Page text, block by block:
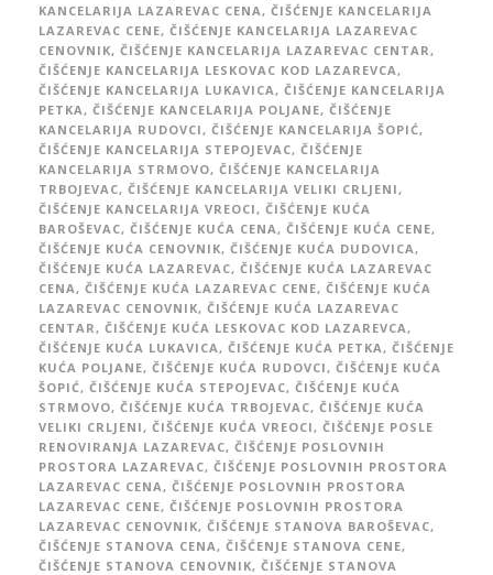
KANCELARIJA LAZAREVAC CENA , ČIŠĆENJE KANCELARIJA
LAZAREVAC CENE, ČIŠĆENJE KANCELARIJA LAZAREVAC
CENOVNIK, ČIŠĆENJE KANCELARIJA LAZAREVAC CENTAR ,
ČIŠĆENJE KANCELARIJA LESKOVAC KOD LAZAREVCA ,
ČIŠĆENJE KANCELARIJA LUKAVICA , ČIŠĆENJE KANCELARIJA
PETKA , ČIŠĆENJE KANCELARIJA POLJANE, ČIŠĆENJE
KANCELARIJA RUDOVCI , ČIŠĆENJE KANCELARIJA ŠOPIĆ,
ČIŠĆENJE KANCELARIJA STEPOJEVAC, ČIŠĆENJE
KANCELARIJA STRMOVO, ČIŠĆENJE KANCELARIJA
TRBOJEVAC, ČIŠĆENJE KANCELARIJA VELIKI CRLJENI ,
ČIŠĆENJE KANCELARIJA VREOCI , ČIŠĆENJE KUĆA
BAROŠEVAC, ČIŠĆENJE KUĆA CENA , ČIŠĆENJE KUĆA CENE,
ČIŠĆENJE KUĆA CENOVNIK, ČIŠĆENJE KUĆA DUDOVICA ,
ČIŠĆENJE KUĆA LAZAREVAC, ČIŠĆENJE KUĆA LAZAREVAC
CENA , ČIŠĆENJE KUĆA LAZAREVAC CENE, ČIŠĆENJE KUĆA
LAZAREVAC CENOVNIK, ČIŠĆENJE KUĆA LAZAREVAC
CENTAR , ČIŠĆENJE KUĆA LESKOVAC KOD LAZAREVCA ,
ČIŠĆENJE KUĆA LUKAVICA , ČIŠĆENJE KUĆA PETKA , ČIŠĆENJE
KUĆA POLJANE, ČIŠĆENJE KUĆA RUDOVCI , ČIŠĆENJE KUĆA
ŠOPIĆ, ČIŠĆENJE KUĆA STEPOJEVAC, ČIŠĆENJE KUĆA
STRMOVO, ČIŠĆENJE KUĆA TRBOJEVAC, ČIŠĆENJE KUĆA
VELIKI CRLJENI , ČIŠĆENJE KUĆA VREOCI , ČIŠĆENJE POSLE
RENOVIRANJA LAZAREVAC, ČIŠĆENJE POSLOVNIH
PROSTORA LAZAREVAC, ČIŠĆENJE POSLOVNIH PROSTORA
LAZAREVAC CENA , ČIŠĆENJE POSLOVNIH PROSTORA
LAZAREVAC CENE, ČIŠĆENJE POSLOVNIH PROSTORA
LAZAREVAC CENOVNIK, ČIŠĆENJE STANOVA BAROŠEVAC,
ČIŠĆENJE STANOVA CENA , ČIŠĆENJE STANOVA CENE,
ČIŠĆENJE STANOVA CENOVNIK, ČIŠĆENJE STANOVA